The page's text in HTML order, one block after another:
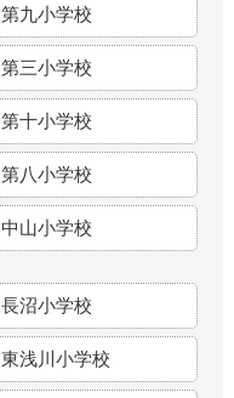
第九小学校
第三小学校
第十小学校
第八小学校
中山小学校
長沼小学校
東浅川小学校